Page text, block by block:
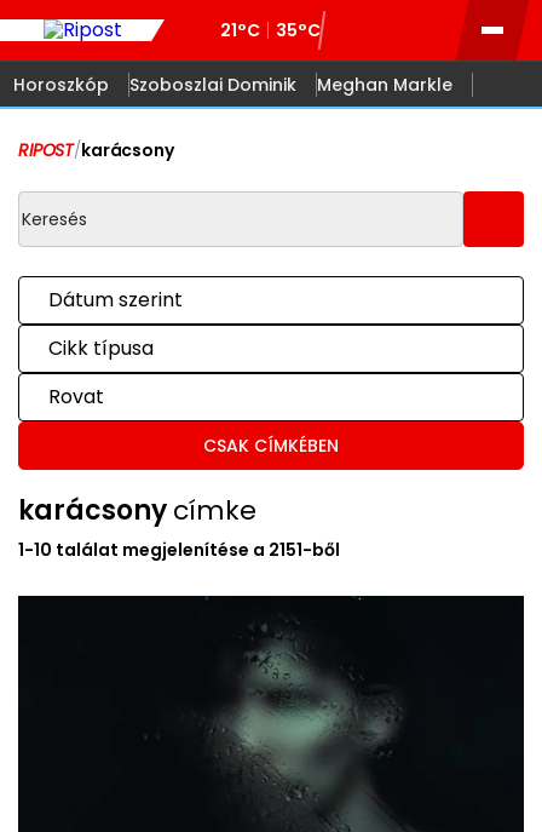
21°C 35°C
Horoszkóp Szoboszlai Dominik Meghan Markle
RIPOST/karácsony
Dátum szerint
Cikk típusa
Rovat
CSAK CÍMKÉBEN
karácsonycímke
1-10 találat megjelenítése a 2151-ből